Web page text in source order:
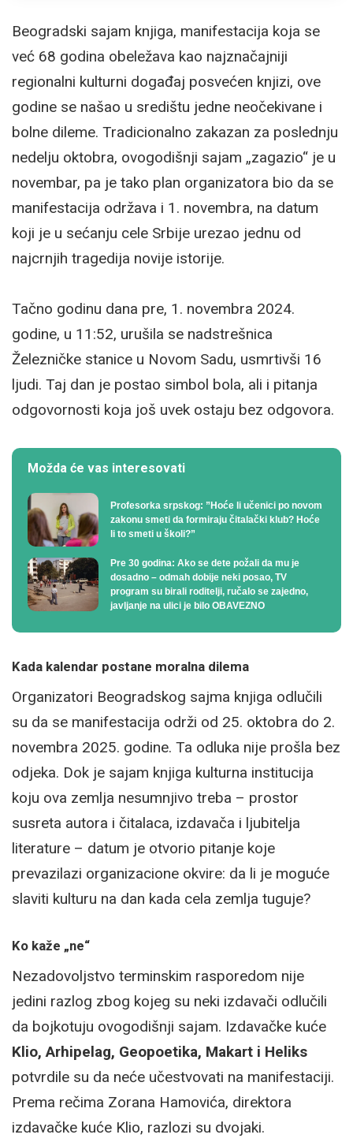
Beogradski sajam knjiga, manifestacija koja se
već 68 godina obeležava kao najznačajniji
regionalni kulturni događaj posvećen knjizi, ove
godine se našao u središtu jedne neočekivane i
bolne dileme. Tradicionalno zakazan za poslednju
nedelju oktobra, ovogodišnji sajam „zagazio“ je u
novembar, pa je tako plan organizatora bio da se
manifestacija održava i 1. novembra, na datum
koji je u sećanju cele Srbije urezao jednu od
najcrnjih tragedija novije istorije.
Tačno godinu dana pre, 1. novembra 2024.
godine, u 11:52, urušila se nadstrešnica
Železničke stanice u Novom Sadu, usmrtivši 16
ljudi. Taj dan je postao simbol bola, ali i pitanja
odgovornosti koja još uvek ostaju bez odgovora.
Možda će vas interesovati
Profesorka srpskog: ”Hoće li učenici po novom
zakonu smeti da formiraju čitalački klub? Hoće
li to smeti u školi?”
Pre 30 godina: Ako se dete požali da mu je
dosadno – odmah dobije neki posao, TV
program su birali roditelji, ručalo se zajedno,
javljanje na ulici je bilo OBAVEZNO
Kada kalendar postane moralna dilema
Organizatori Beogradskog sajma knjiga odlučili
su da se manifestacija održi od 25. oktobra do 2.
novembra 2025. godine. Ta odluka nije prošla bez
odjeka. Dok je sajam knjiga kulturna institucija
koju ova zemlja nesumnjivo treba – prostor
susreta autora i čitalaca, izdavača i ljubitelja
literature – datum je otvorio pitanje koje
prevazilazi organizacione okvire: da li je moguće
slaviti kulturu na dan kada cela zemlja tuguje?
Ko kaže „ne“
Nezadovoljstvo terminskim rasporedom nije
jedini razlog zbog kojeg su neki izdavači odlučili
da bojkotuju ovogodišnji sajam. Izdavačke kuće
Klio, Arhipelag, Geopoetika, Makart i Heliks
potvrdile su da neće učestvovati na manifestaciji.
Prema rečima Zorana Hamovića, direktora
izdavačke kuće Klio, razlozi su dvojaki.